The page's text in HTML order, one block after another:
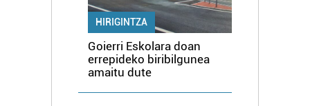
HIRIGINTZA
Goierri Eskolara doan
errepideko biribilgunea
amaitu dute